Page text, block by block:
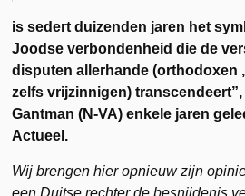
is sedert duizenden jaren het
Joodse verbondenheid die de
disputen allerhande (orthodoxen
zelfs vrijzinnigen)
Gantman (N-VA) enkele jaren
Actueel.
Wij brengen hier opnieuw zijn
een Duitse rechter de besnijdenis